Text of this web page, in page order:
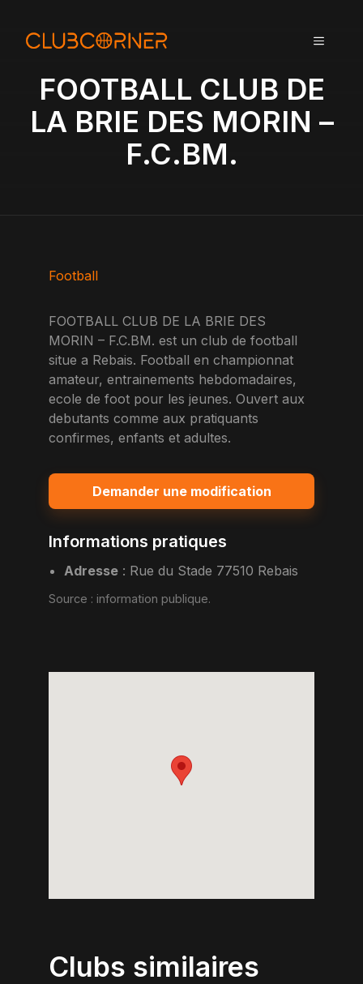
MENU
FOOTBALL CLUB DE
LA BRIE DES MORIN –
F.C.BM.
Football
FOOTBALL CLUB DE LA BRIE DES
MORIN – F.C.BM. est un club de football
situe a Rebais. Football en championnat
amateur, entrainements hebdomadaires,
ecole de foot pour les jeunes. Ouvert aux
debutants comme aux pratiquants
confirmes, enfants et adultes.
Demander une modification
Informations pratiques
Adresse : Rue du Stade 77510 Rebais
Source : information publique.
Clubs similaires